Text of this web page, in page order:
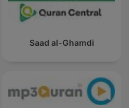
Saad al-Ghamdi